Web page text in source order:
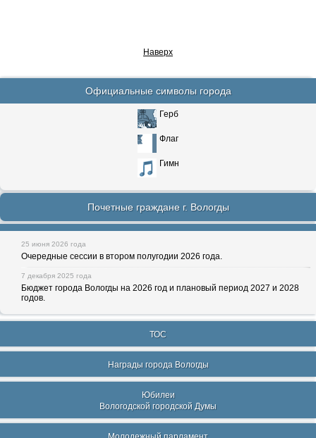
Наверх
Официальные символы города
Герб
Флаг
Гимн
Почетные граждане г. Вологды
25 июня 2026 года
Очередные сессии в втором полугодии 2026 года.
7 декабря 2025 года
Бюджет города Вологды на 2026 год и плановый период 2027 и 2028
годов.
ТОС
Награды города Вологды
Юбилеи
Вологодской городской Думы